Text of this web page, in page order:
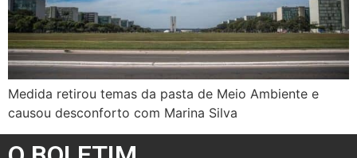
Medida retirou temas da pasta de Meio Ambiente e
causou desconforto com Marina Silva